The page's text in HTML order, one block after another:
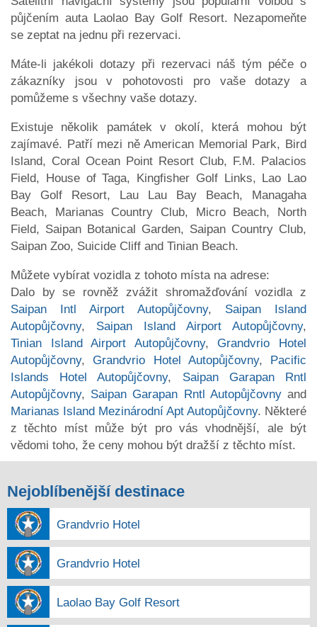
půjčením auta Laolao Bay Golf Resort. Nezapomeňte
se zeptat na jednu při rezervaci.
Máte-li jakékoli dotazy při rezervaci náš tým péče o
zákazníky jsou v pohotovosti pro vaše dotazy a
pomůžeme s všechny vaše dotazy.
Existuje několik památek v okolí, která mohou být
zajímavé. Patří mezi ně American Memorial Park, Bird
Island, Coral Ocean Point Resort Club, F.M. Palacios
Field, House of Taga, Kingfisher Golf Links, Lao Lao
Bay Golf Resort, Lau Lau Bay Beach, Managaha
Beach, Marianas Country Club, Micro Beach, North
Field, Saipan Botanical Garden, Saipan Country Club,
Saipan Zoo, Suicide Cliff and Tinian Beach.
Můžete vybírat vozidla z tohoto místa na adrese:
Dalo by se rovněž zvážit shromažďování vozidla z
Saipan Intl Airport Autopůjčovny, Saipan Island
Autopůjčovny, Saipan Island Airport Autopůjčovny,
Tinian Island Airport Autopůjčovny,Grandvrio Hotel
Autopůjčovny,Grandvrio Hotel Autopůjčovny, Pacific
Islands Hotel Autopůjčovny, Saipan Garapan Rntl
Autopůjčovny, Saipan Garapan Rntl Autopůjčovnyand
Marianas Island Mezinárodní Apt Autopůjčovny. Některé
z těchto míst může být pro vás vhodnější, ale být
vědomi toho, že ceny mohou být dražší z těchto míst.
Nejoblíbenější destinace
Grandvrio Hotel
Grandvrio Hotel
Laolao Bay Golf Resort